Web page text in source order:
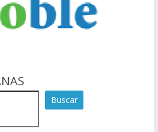
Buscar